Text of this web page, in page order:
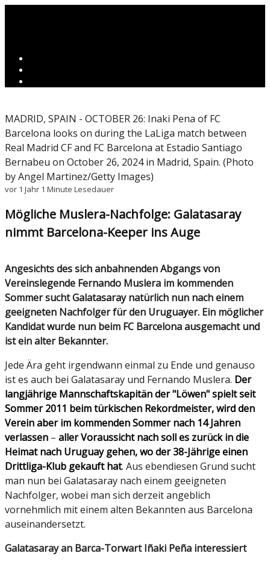
MADRID, SPAIN - OCTOBER 26: Inaki Pena of FC
Barcelona looks on during the LaLiga match between
Real Madrid CF and FC Barcelona at Estadio Santiago
Bernabeu on October 26, 2024 in Madrid, Spain. (Photo
by Angel Martinez/Getty Images)
vor 1 Jahr 1 Minute Lesedauer
Mögliche Muslera-Nachfolge: Galatasaray
nimmt Barcelona-Keeper ins Auge
Angesichts des sich anbahnenden Abgangs von
Vereinslegende Fernando Muslera im kommenden
Sommer sucht Galatasaray natürlich nun nach einem
geeigneten Nachfolger für den Uruguayer. Ein möglicher
Kandidat wurde nun beim FC Barcelona ausgemacht und
ist ein alter Bekannter.
Jede Ära geht irgendwann einmal zu Ende und genauso
ist es auch bei Galatasaray und Fernando Muslera. Der
langjährige Mannschaftskapitän der "Löwen" spielt seit
Sommer 2011 beim türkischen Rekordmeister, wird den
Verein aber im kommenden Sommer nach 14 Jahren
verlassen – aller Voraussicht nach soll es zurück in die
Heimat nach Uruguay gehen, wo der 38-Jährige einen
Drittliga-Klub gekauft hat. Aus ebendiesen Grund sucht
man nun bei Galatasaray nach einem geeigneten
Nachfolger, wobei man sich derzeit angeblich
vornehmlich mit einem alten Bekannten aus Barcelona
auseinandersetzt.
Galatasaray an Barca-Torwart Iñaki Peña interessiert